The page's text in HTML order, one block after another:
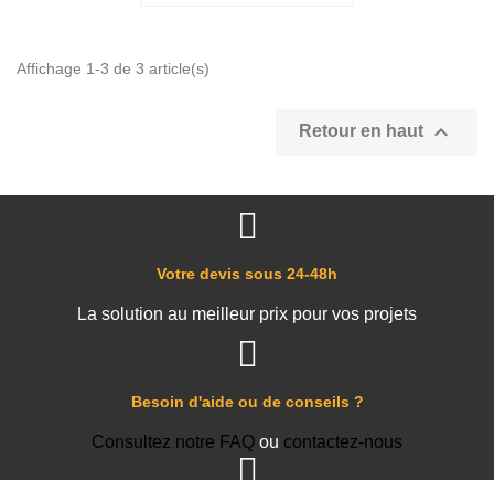
Affichage 1-3 de 3 article(s)
Retour en haut 
Besoin d'aide ou de conseils ?
Consultez notre FAQ ou contactez-nous
Votre devis sous 24-48h
La solution au meilleur prix pour vos projets